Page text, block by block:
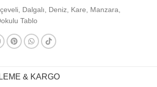
, Dalgalı, Deniz, Kare, Manzara,
Tablo
& KARGO